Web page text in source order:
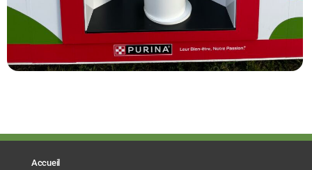
Accueil